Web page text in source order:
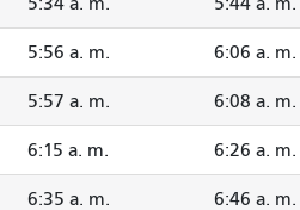
5:56 a. m. 6:06 a. m.
5:57 a. m. 6:08 a. m.
6:15 a. m. 6:26 a. m.
6:35 a. m. 6:46 a. m.